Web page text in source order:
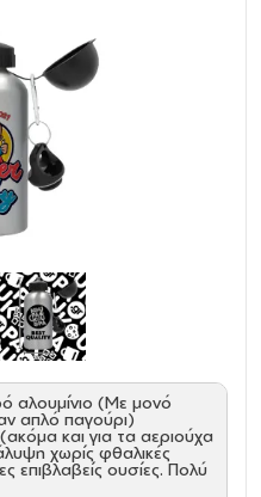
αλουμίνιο (Με μονό
απλό παγούρι)
και για τα αεριούχα
χωρίς φθαλικές
επιβλαβείς ουσίες. Πολύ